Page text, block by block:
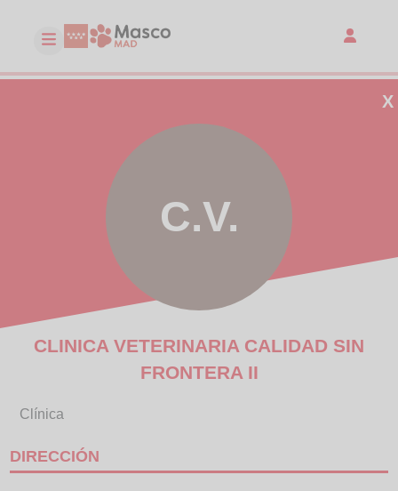
X
C.V.
CLINICA VETERINARIA CALIDAD SIN
FRONTERA II
Clínica
DIRECCIÓN